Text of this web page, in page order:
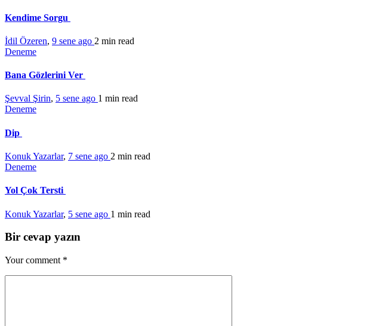
Kendime Sorgu
İdil Özeren, 9 sene ago 2 min read
Deneme
Bana Gözlerini Ver
Şevval Şirin, 5 sene ago 1 min read
Deneme
Dip
Konuk Yazarlar, 7 sene ago 2 min read
Deneme
Yol Çok Tersti
Konuk Yazarlar, 5 sene ago 1 min read
Bir cevap yazın
Your comment *